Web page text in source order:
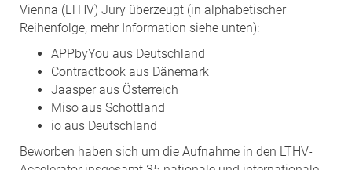
Vienna (LTHV) Jury überzeugt (in alphabetischer
Reihenfolge, mehr Information siehe unten):
APPbyYou aus Deutschland
Contractbook aus Dänemark
Jaasper aus Österreich
Miso aus Schottland
io aus Deutschland
Beworben haben sich um die Aufnahme in den LTHV-